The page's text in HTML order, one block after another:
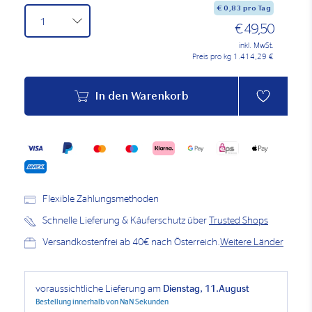
€ 0,83 pro Tag
€ 49,50
inkl. MwSt.
Preis pro kg 1.414,29 €
In den Warenkorb
Flexible Zahlungsmethoden
Schnelle Lieferung & Käuferschutz über Trusted Shops
Versandkostenfrei ab 40€ nach Österreich.Weitere Länder
voraussichtliche Lieferung am Dienstag, 11.August
Bestellung innerhalb von NaN Sekunden